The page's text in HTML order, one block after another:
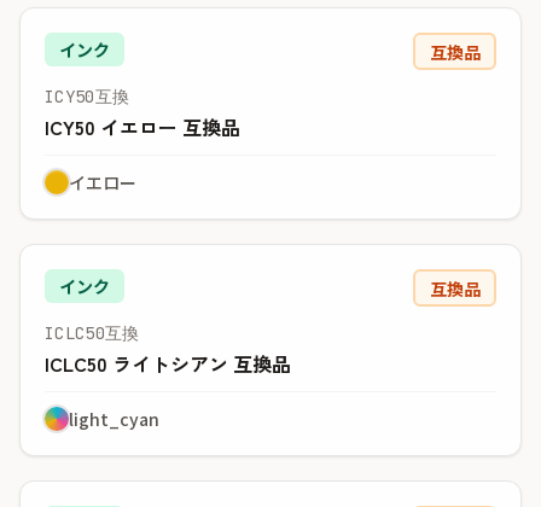
インク 互換品
ICY50互換
ICY50 イエロー 互換品
イエロー
インク 互換品
ICLC50互換
ICLC50 ライトシアン 互換品
light_cyan